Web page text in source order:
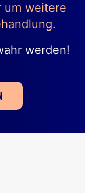
um weitere
werden!